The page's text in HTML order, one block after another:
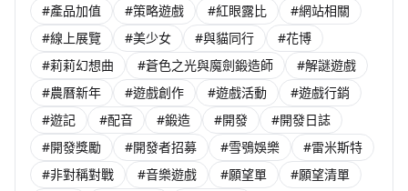
#產品加值
#策略遊戲 #紅眼露比
#網站相關
#線上展覽
#美少女 #與貓同行
#花博
#莉莉幻想曲
#蒼色之光與魔劍鍛造師
#解謎遊戲
#農曆新年
#遊戲創作 #遊戲活動
#遊戲行銷
#遊記
#配音 #鍛造 #開發
#開發日誌
#開發獎勵
#開發者招募 #雪鴞娛樂
#雷米斯特
#非對稱對戰
#音樂遊戲 #願望單
#願望清單